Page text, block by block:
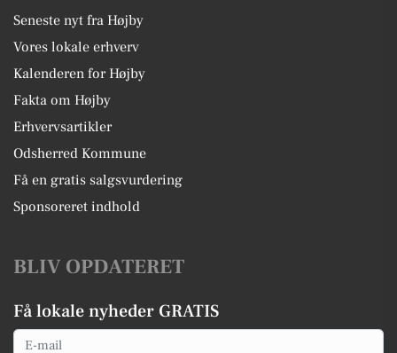
Seneste nyt fra Højby
Vores lokale erhverv
Kalenderen for Højby
Fakta om Højby
Erhvervsartikler
Odsherred Kommune
Få en gratis salgsvurdering
Sponsoreret indhold
BLIV OPDATERET
Få lokale nyheder GRATIS
Email